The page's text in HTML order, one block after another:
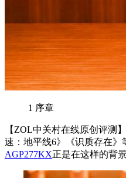
1 序章
【ZOL中关村在线原创评测
速：地平线6》《识质存在
AGP277KX正是在这样的背